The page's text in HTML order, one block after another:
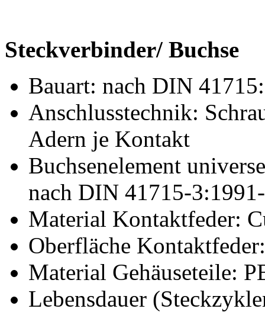
Steckverbinder/ Buchse
Bauart: nach DIN
Anschlusstechnik:
Adern je Kontakt
Buchsenelement
nach DIN 41715-
Material Kontaktfeder:
Oberfläche
Material Gehäuseteile:
Lebensdauer